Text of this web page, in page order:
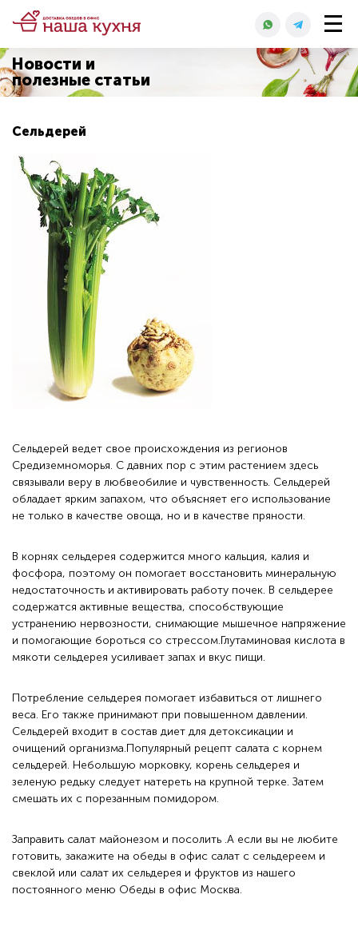
Новости и
полезные статьи
Сельдерей
Сельдерей ведет свое происхождения из регионов
Средиземноморья. С давних пор с этим растением здесь
связывали веру в любвеобилие и чувственность. Сельдерей
обладает ярким запахом, что объясняет его использование
не только в качестве овоща, но и в качестве пряности.
В корнях сельдерея содержится много кальция, калия и
фосфора, поэтому он помогает восстановить минеральную
недостаточность и активировать работу почек. В сельдерее
содержатся активные вещества, способствующие
устранению нервозности, снимающие мышечное напряжение
и помогающие бороться со стрессом.Глутаминовая кислота в
мякоти сельдерея усиливает запах и вкус пищи.
Потребление сельдерея помогает избавиться от лишнего
веса. Его также принимают при повышенном давлении.
Сельдерей входит в состав диет для детоксикации и
очищений организма.Популярный рецепт салата с корнем
сельдерей. Небольшую морковку, корень сельдерея и
зеленую редьку следует натереть на крупной терке. Затем
смешать их с порезанным помидором.
Заправить салат майонезом и посолить .А если вы не любите
готовить, закажите на обеды в офис салат с сельдереем и
свеклой или салат их сельдерея и фруктов из нашего
постоянного меню Обеды в офис Москва.